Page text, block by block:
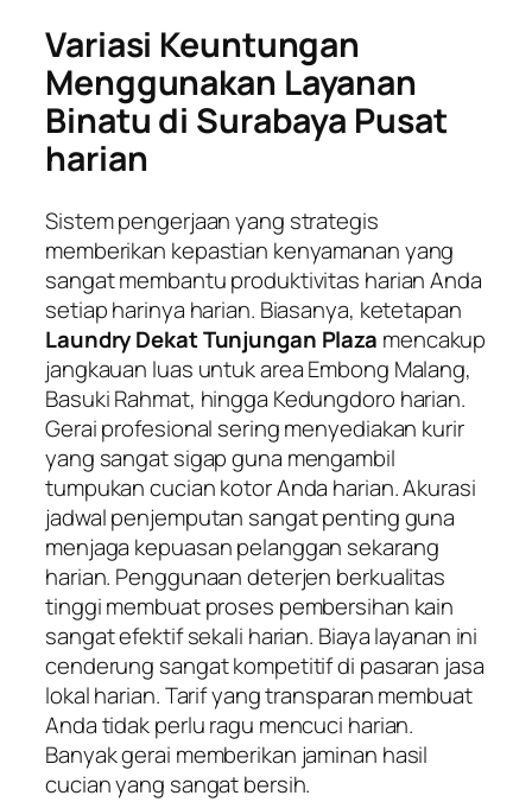
Variasi Keuntungan
Menggunakan Layanan
Binatu di Surabaya Pusat
harian
Sistem pengerjaan yang strategis
memberikan kepastian kenyamanan yang
sangat membantu produktivitas harian Anda
setiap harinya harian. Biasanya, ketetapan
Laundry Dekat Tunjungan Plaza mencakup
jangkauan luas untuk area Embong Malang,
Basuki Rahmat, hingga Kedungdoro harian.
Gerai profesional sering menyediakan kurir
yang sangat sigap guna mengambil
tumpukan cucian kotor Anda harian. Akurasi
jadwal penjemputan sangat penting guna
menjaga kepuasan pelanggan sekarang
harian. Penggunaan deterjen berkualitas
tinggi membuat proses pembersihan kain
sangat efektif sekali harian. Biaya layanan ini
cenderung sangat kompetitif di pasaran jasa
lokal harian. Tarif yang transparan membuat
Anda tidak perlu ragu mencuci harian.
Banyak gerai memberikan jaminan hasil
cucian yang sangat bersih.